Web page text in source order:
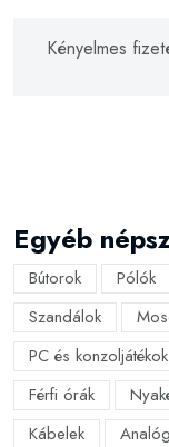
Kényelmes
Egyéb
Bútorok Pólók
Szandálok
PC és konzoljátékok
Férfi órák
Kábelek